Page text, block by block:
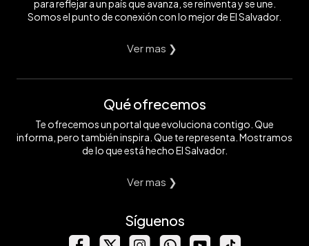
para reflejar a un país que avanza, se reinventa y se une.
Somos el punto de conexión con lo mejor de El Salvador.
Ver mas ❯
Qué ofrecemos
Te ofrecemos un portal que evoluciona contigo. Que
informa, pero también inspira. Que te representa. Mostramos
de lo que está hecho El Salvador.
Ver mas ❯
Síguenos